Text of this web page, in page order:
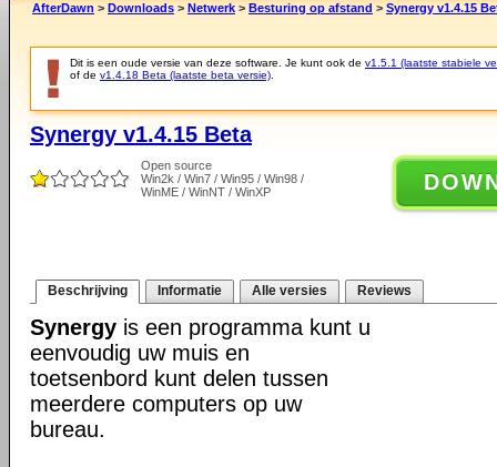
AfterDawn > Downloads > Netwerk > Besturing op afstand > Synergy v1.4.15
Dit is een oude versie van deze software. Je kunt ook de v1.5.1 (laatste stabiele
of de v1.4.18 Beta (laatste beta versie)
Synergy v1.4.15 Beta
Open source
Win2k / Win7 / Win95 / Win98 /
WinME / WinNT / WinXP
Beschrijving Informatie Alle versies Reviews
Synergy is een programma kunt u
eenvoudig uw muis en
toetsenbord kunt delen tussen
meerdere computers op uw
bureau.